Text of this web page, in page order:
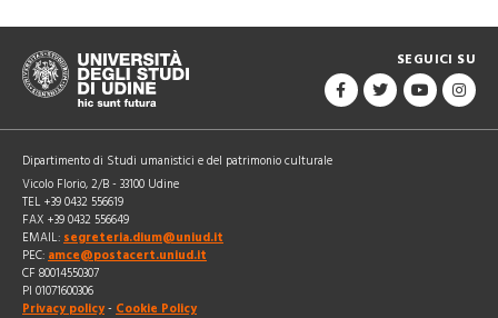
SEGUICI SU
Dipartimento di Studi umanistici e del patrimonio culturale
Vicolo Florio, 2/B - 33100 Udine
TEL +39 0432 556619
FAX +39 0432 556649
EMAIL: segreteria.dium@uniud.it
PEC: amce@postacert.uniud.it
CF 80014550307
PI 01071600306
Privacy policy - Cookie Policy